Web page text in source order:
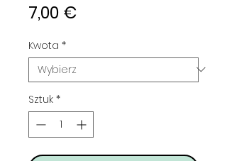
7,00 €
Kwota *
Sztuk *